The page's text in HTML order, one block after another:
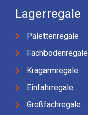
Lagerregale
Palettenregale
Fachbodenregale
Kragarmregale
Einfahrregale
Großfachregale